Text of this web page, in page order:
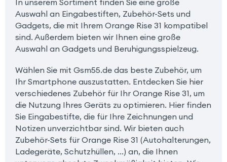
Auswahl an Eingabestiften, Zubehör-Sets und
Gadgets, die mit Ihrem Orange Rise 31 kompatibel
sind. Außerdem bieten wir Ihnen eine große
Auswahl an Gadgets und Beruhigungsspielzeug.
Wählen Sie mit Gsm55.de das beste Zubehör, um
Ihr Smartphone auszustatten. Entdecken Sie hier
verschiedenes Zubehör für Ihr Orange Rise 31, um
die Nutzung Ihres Geräts zu optimieren. Hier finden
Sie Eingabestifte, die für Ihre Zeichnungen und
Notizen unverzichtbar sind. Wir bieten auch
Zubehör-Sets für Orange Rise 31 (Autohalterungen,
Ladegeräte, Schutzhüllen, ...) an, die Ihnen